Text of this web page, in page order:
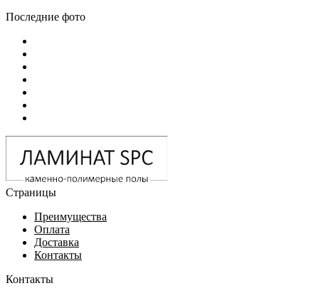
Последние фото
Страницы
Преимущества
Оплата
Доставка
Контакты
Контакты